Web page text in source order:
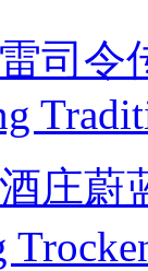
司令
庄蔚